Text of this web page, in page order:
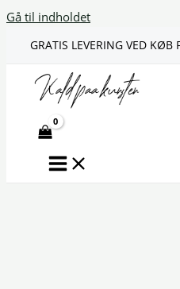
Gå til indholdet
GRATIS LEVERING VED KØB